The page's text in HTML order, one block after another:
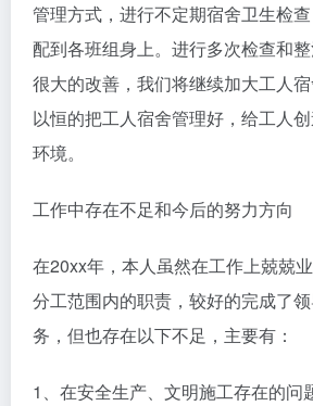
管理方式，进行不定期宿舍卫生检
配到各班组身上。进行多次检查和
很大的改善，我们将继续加大工人
以恒的把工人宿舍管理好，给工人
环境。
工作中存在不足和今后的努力方向
在20xx年，本人虽然在工作上兢兢
分工范围内的职责，较好的完成了
务，但也存在以下不足，主要有：
1、在安全生产、文明施工存在的问